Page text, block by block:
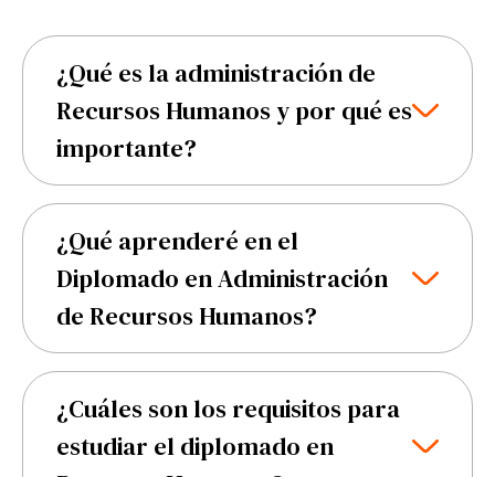
¿Qué es la administración de
Recursos Humanos y por qué es
importante?
La administración de Recursos Humanos se
empresas, adaptándose a nuevas
condiciones y retos laborales. Es importante
porque incide en el balance entre calidad de
vida y trabajo, el manejo de nuevas formas
multigeneracional y el bienestar psicosocial,
lo cual impacta directamente en la
¿Qué aprenderé en el
Diplomado en Administración
de Recursos Humanos?
En este diplomado, aprenderás a:
adecuadamente.
Identificar fortalezas y facilitar el
¿Cuáles son los requisitos para
estudiar el diplomado en